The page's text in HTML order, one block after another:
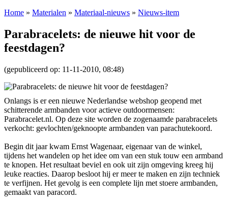
Home » Materialen » Materiaal-nieuws » Nieuws-item
Parabracelets: de nieuwe hit voor de
feestdagen?
(gepubliceerd op: 11-11-2010, 08:48)
Onlangs is er een nieuwe Nederlandse webshop geopend met
schitterende armbanden voor actieve outdoormensen:
Parabracelet.nl. Op deze site worden de zogenaamde parabracelets
verkocht: gevlochten/geknoopte armbanden van parachutekoord.
Begin dit jaar kwam Ernst Wagenaar, eigenaar van de winkel,
tijdens het wandelen op het idee om van een stuk touw een armband
te knopen. Het resultaat beviel en ook uit zijn omgeving kreeg hij
leuke reacties. Daarop besloot hij er meer te maken en zijn techniek
te verfijnen. Het gevolg is een complete lijn met stoere armbanden,
gemaakt van paracord.